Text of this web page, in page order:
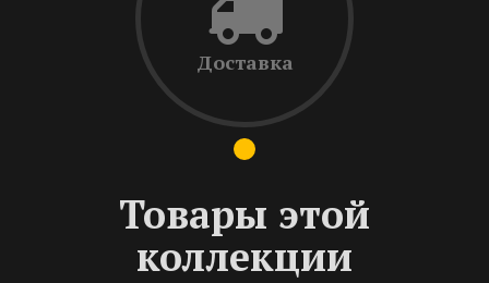
Доставка
Товары этой
коллекции